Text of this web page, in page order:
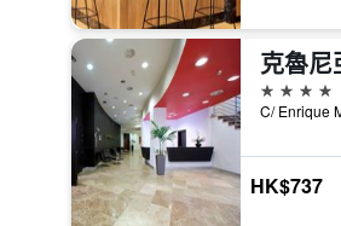
4星級
HK$737